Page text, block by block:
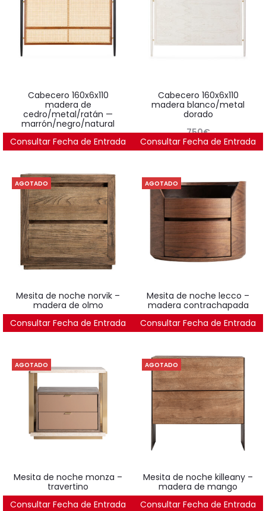
cabecero 160x6x110
madera de
cedro/metal/ratán —
marrón/negro/natural
999€
Consultar Fecha de Entrada
cabecero 160x6x110
madera blanco/metal
dorado
750€
Consultar Fecha de Entrada
AGOTADO
mesita de noche norvik –
madera de olmo
562€
Consultar Fecha de Entrada
AGOTADO
mesita de noche lecco –
madera contrachapada
542€
Consultar Fecha de Entrada
AGOTADO
mesita de noche monza –
travertino
984€
Consultar Fecha de Entrada
AGOTADO
mesita de noche killeany –
madera de mango
452€
Consultar Fecha de Entrada